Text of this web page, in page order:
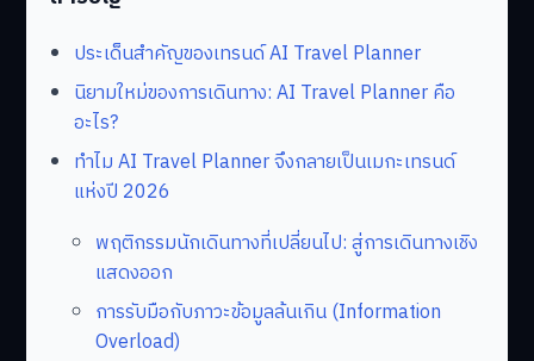
ประเด็นสำคัญของเทรนด์ AI Travel Planner
นิยามใหม่ของการเดินทาง: AI Travel Planner คือ
อะไร?
ทำไม AI Travel Planner จึงกลายเป็นเมกะเทรนด์
แห่งปี 2026
พฤติกรรมนักเดินทางที่เปลี่ยนไป: สู่การเดินทางเชิง
แสดงออก
การรับมือกับภาวะข้อมูลล้นเกิน (Information
Overload)